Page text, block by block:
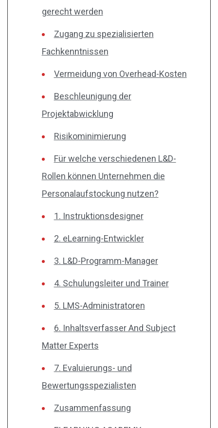
gerecht werden
Zugang zu spezialisierten
Fachkenntnissen
Vermeidung von Overhead-Kosten
Beschleunigung der
Projektabwicklung
Risikominimierung
Für welche verschiedenen L&D-
Rollen können Unternehmen die
Personalaufstockung nutzen?
1. Instruktionsdesigner
2. eLearning-Entwickler
3. L&D-Programm-Manager
4. Schulungsleiter und Trainer
5. LMS-Administratoren
6. Inhaltsverfasser Αnd Subject
Matter Experts
7. Evaluierungs- und
Bewertungsspezialisten
Zusammenfassung